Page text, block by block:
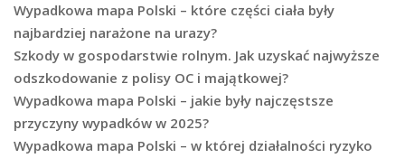
Wypadkowa mapa Polski – które części ciała były
najbardziej narażone na urazy?
Szkody w gospodarstwie rolnym. Jak uzyskać najwyższe
odszkodowanie z polisy OC i majątkowej?
Wypadkowa mapa Polski – jakie były najczęstsze
przyczyny wypadków w 2025?
Wypadkowa mapa Polski – w której działalności ryzyko